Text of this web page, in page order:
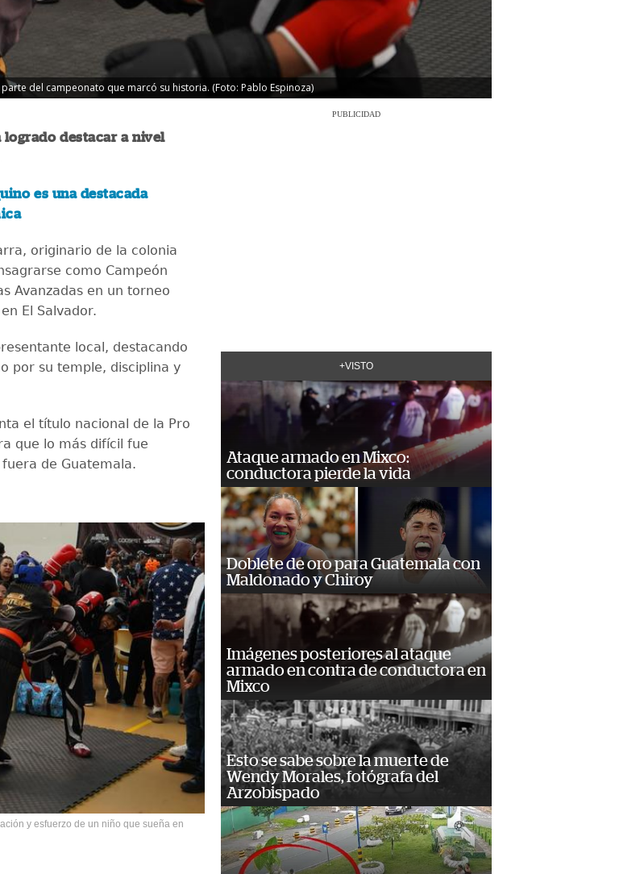
del campeonato que marcó su historia. (Foto: Pablo Espinoza)
destacar a nivel
es una destacada
originario de la colonia
como Campeón
Avanzadas en un torneo
El Salvador.
local, destacando
por su temple, disciplina y
el título nacional de la Pro
que lo más difícil fue
de Guatemala.
y esfuerzo de un niño que sueña en
PUBLICIDAD
+VISTO
Ataque armado en Mixco:
conductora pierde la vida
Doblete de oro para Guatemala con
Maldonado y Chiroy
Imágenes posteriores al ataque
armado en contra de conductora en
Mixco
Esto se sabe sobre la muerte de
Wendy Morales, fotógrafa del
Arzobispado